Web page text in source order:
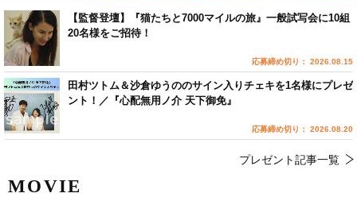
MOVIE
【監督登壇】『猫たちと7000マイルの旅』一般試写会に10組
20名様をご招待！
応募締め切り： 2026.08.15
田村ツトム＆沙倉ゆうののサイン入りチェキを1名様にプレゼ
ント！／『心配無用ノ介 天下御免』
応募締め切り： 2026.08.20
プレゼント記事一覧